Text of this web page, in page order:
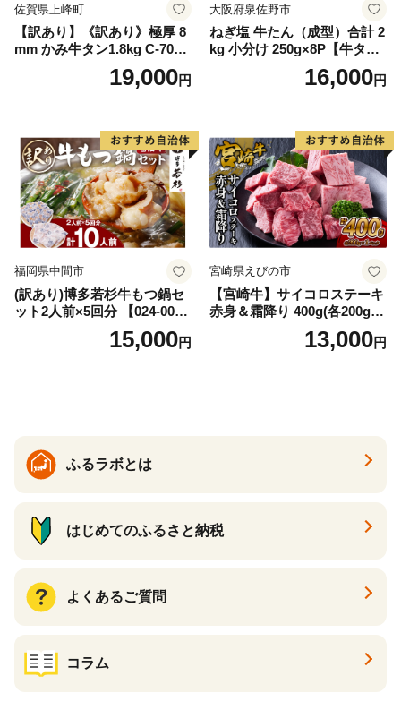
佐賀県上峰町
【訳あり】《訳あり》極厚 8
mm かみ牛タン1.8kg C-709-
19,000円
大阪府泉佐野市
ねぎ塩 牛たん（成型）合計 2
kg 小分け 250g×8P【牛タン
牛肉 焼肉用 薄切り 訳あり サ
16,000円
福岡県中間市
(訳あり)博多若杉牛もつ鍋セ
ット2人前×5回分 【024-002
15,000円
宮崎県えびの市
【宮崎牛】サイコロステーキ
赤身＆霜降り 400g(各200g×
１P 計2P) 真空パック 冷凍
13,000円
ふるラボとは
はじめてのふるさと納税
よくあるご質問
コラム